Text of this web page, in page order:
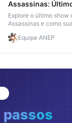
Assassinas:
Reflexões sobre a
Brasileira
Explore o último show
Assassinas e como
na cultura e
Equipe ANEP
passos